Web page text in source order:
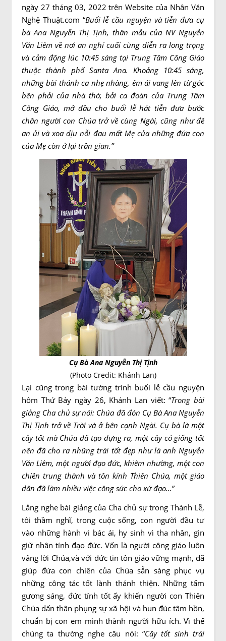
ngày 27 tháng 03, 2022 trên Website của Nhân Văn
Nghệ Thuật.com “Buổi lễ cầu nguyện và tiễn đưa cụ
bà Ana Nguyễn Thị Tịnh, thân mẫu của NV Nguyễn
Văn Liêm về nơi an nghỉ cuối cùng diễn ra long trọng
và cảm động lúc 10:45 sáng tại Trung Tâm Công Giáo
thuộc thành phố Santa Ana. Khoảng 10:45 sáng,
những bài thánh ca nhẹ nhàng, êm ái vang lên từ góc
bên phải của nhà thờ, bởi ca đoàn của Trung Tâm
Công Giáo, mở đầu cho buổi lễ hát tiễn đưa bước
chân người con Chúa trở về cùng Ngài, cũng như để
an ủi và xoa dịu nỗi đau mất Mẹ của những đứa con
của Mẹ còn ở lại trần gian.”
Cụ Bà Ana Nguyễn Thị Tịnh
(Photo Credit: Khánh Lan)
Lại cũng trong bài tường trình buổi lễ cầu nguyện
hôm Thứ Bảy ngày 26, Khánh Lan viết: “Trong bài
giảng Cha chủ sự nói: Chúa đã đón Cụ Bà Ana Nguyễn
Thị Tịnh trở về Trời và ở bên cạnh Ngài. Cụ bà là một
cây tốt mà Chúa đã tạo dựng ra, một cây có giống tốt
nên đã cho ra những trái tốt đẹp như là anh Nguyễn
Văn Liêm, một người đạo đức, khiêm nhường, một con
chiên trung thành và tôn kính Thiên Chúa, một giáo
dân đã làm nhiều việc công sức cho xứ đạo…”
Lắng nghe bài giảng của Cha chủ sự trong Thánh Lễ,
tôi thầm nghĩ, trong cuộc sống, con người đầu tư
vào những hành vi bác ái, hy sinh vì tha nhân, gìn
giữ nhân tính đạo đức. Vốn là người công giáo luôn
vâng lời Chúa,và với đức tin tôn giáo vững mạnh, đã
giúp đứa con chiên của Chúa sẵn sàng phục vụ
những công tác tốt lành thánh thiện. Những tấm
gương sáng, đức tính tốt ấy khiến người con Thiên
Chúa dấn thân phụng sự xã hội và hun đúc tâm hồn,
chuẩn bị con em mình thành người hữu ích. Vì thế
chúng ta thường nghe câu nói: “Cây tốt sinh trái